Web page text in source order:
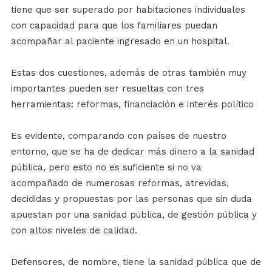
tiene que ser superado por habitaciones individuales
con capacidad para que los familiares puedan
acompañar al paciente ingresado en un hospital.
Estas dos cuestiones, además de otras también muy
importantes pueden ser resueltas con tres
herramientas: reformas, financiación e interés político
Es evidente, comparando con países de nuestro
entorno, que se ha de dedicar más dinero a la sanidad
pública, pero esto no es suficiente si no va
acompañado de numerosas reformas, atrevidas,
decididas y propuestas por las personas que sin duda
apuestan por una sanidad pública, de gestión pública y
con altos niveles de calidad.
Defensores, de nombre, tiene la sanidad pública que de